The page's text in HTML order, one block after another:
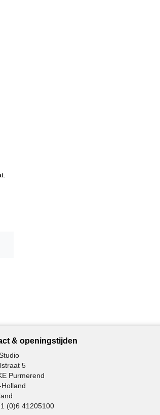
& openingstijden
5
Purmerend
(0)6 41205100